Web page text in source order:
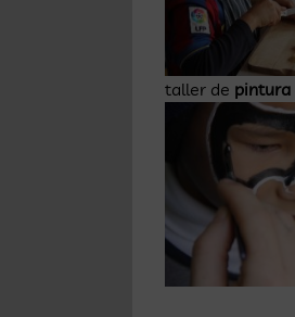
taller de pintura